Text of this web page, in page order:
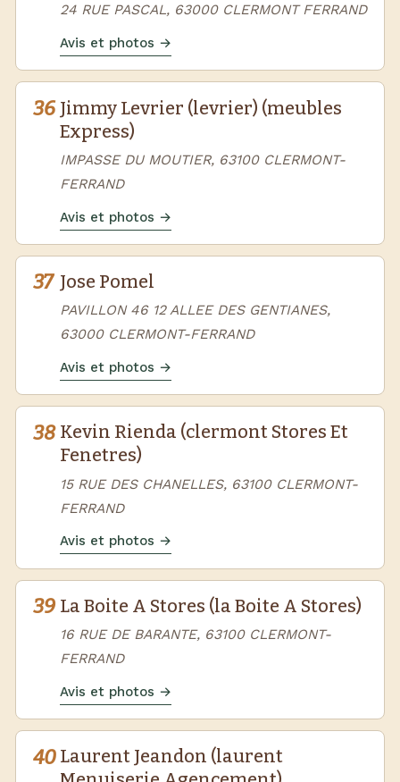
24 RUE PASCAL, 63000 CLERMONT FERRAND
Avis et photos →
36 Jimmy Levrier (levrier) (meubles
Express)
IMPASSE DU MOUTIER, 63100 CLERMONT-
FERRAND
Avis et photos →
37 Jose Pomel
PAVILLON 46 12 ALLEE DES GENTIANES,
63000 CLERMONT-FERRAND
Avis et photos →
38 Kevin Rienda (clermont Stores Et
Fenetres)
15 RUE DES CHANELLES, 63100 CLERMONT-
FERRAND
Avis et photos →
39 La Boite A Stores (la Boite A Stores)
16 RUE DE BARANTE, 63100 CLERMONT-
FERRAND
Avis et photos →
40 Laurent Jeandon (laurent